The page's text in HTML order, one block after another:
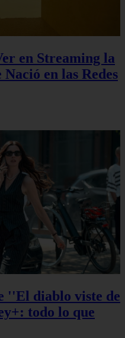
en Streaming la
en las Redes
''El diablo viste de
todo lo que